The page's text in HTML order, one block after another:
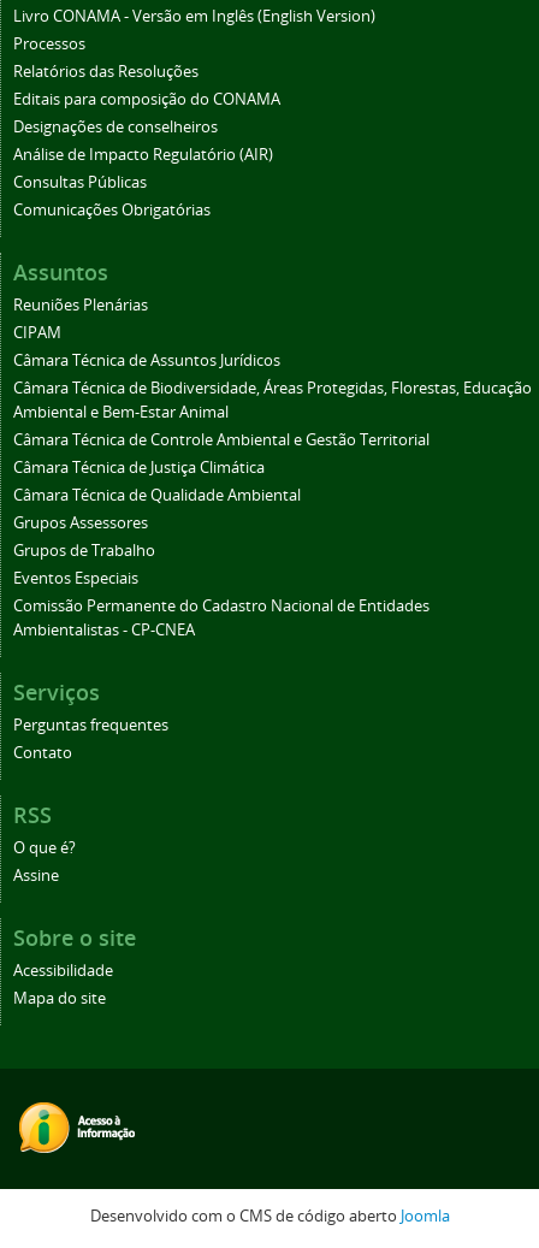
Livro CONAMA - Versão em Inglês (English Version)
Processos
Relatórios das Resoluções
Editais para composição do CONAMA
Designações de conselheiros
Análise de Impacto Regulatório (AIR)
Consultas Públicas
Comunicações Obrigatórias
Assuntos
Reuniões Plenárias
CIPAM
Câmara Técnica de Assuntos Jurídicos
Câmara Técnica de Biodiversidade, Áreas Protegidas, Florestas, Educação
Ambiental e Bem-Estar Animal
Câmara Técnica de Controle Ambiental e Gestão Territorial
Câmara Técnica de Justiça Climática
Câmara Técnica de Qualidade Ambiental
Grupos Assessores
Grupos de Trabalho
Eventos Especiais
Comissão Permanente do Cadastro Nacional de Entidades
Ambientalistas - CP-CNEA
Serviços
Perguntas frequentes
Contato
RSS
O que é?
Assine
Sobre o site
Acessibilidade
Mapa do site
Desenvolvido com o CMS de código aberto Joomla